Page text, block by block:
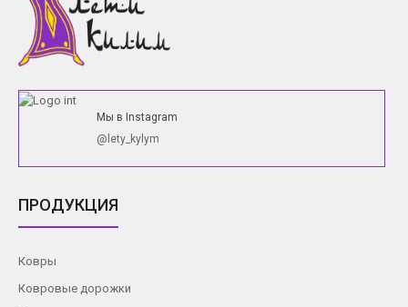
Мы в Instagram
@lety_kylym
ПРОДУКЦИЯ
Ковры
Ковровые дорожки